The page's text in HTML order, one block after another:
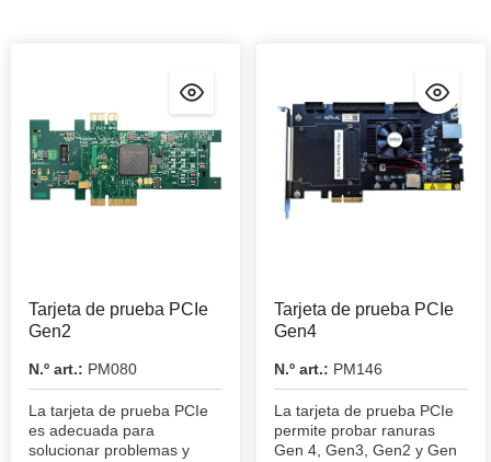
Tarjeta de prueba PCIe
Gen2
N.º art.: PM080
La tarjeta de prueba PCIe
es adecuada para
solucionar problemas y
Tarjeta de prueba PCIe
Gen4
N.º art.: PM146
La tarjeta de prueba PCIe
permite probar ranuras
Gen 4, Gen3, Gen2 y Gen